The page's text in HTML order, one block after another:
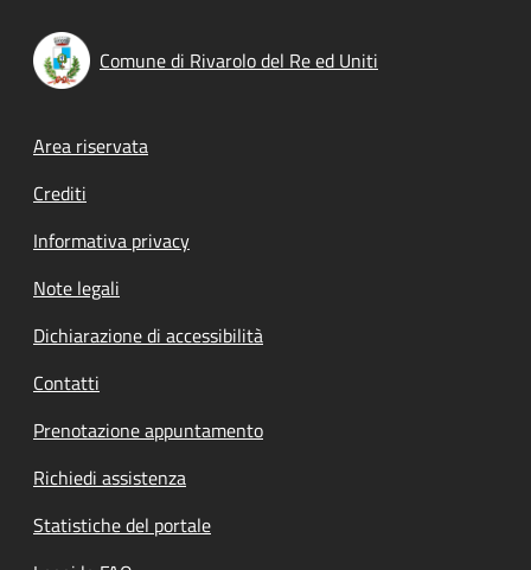
Comune di Rivarolo del Re ed Uniti
Footer menu
Area riservata
Crediti
Informativa privacy
Note legali
Dichiarazione di accessibilità
Contatti
Prenotazione appuntamento
Richiedi assistenza
Statistiche del portale